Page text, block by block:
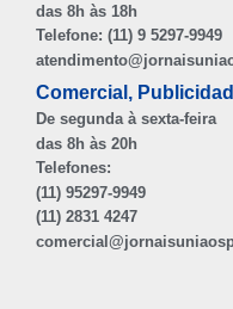
das 8h às 18h
Telefone: (11) 9 5297-9949
Comercial,
De segunda à sexta-feira
das 8h às 20h
Telefones:
(11) 95297-9949
(11) 2831 4247